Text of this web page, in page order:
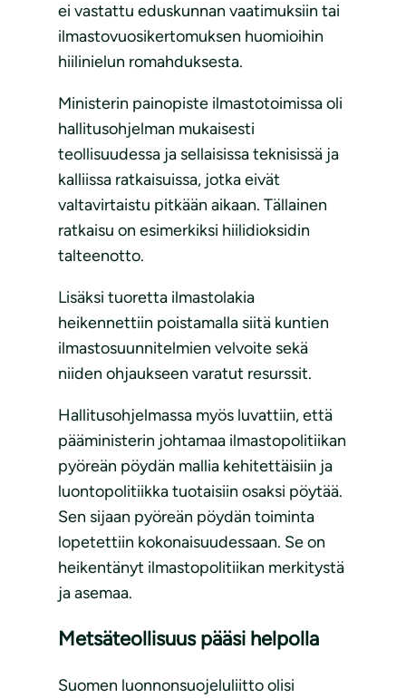
ei vastattu eduskunnan vaatimuksiin tai
ilmastovuosikertomuksen huomioihin
hiilinielun romahduksesta.
Ministerin painopiste ilmastotoimissa oli
hallitusohjelman mukaisesti
teollisuudessa ja sellaisissa teknisissä ja
kalliissa ratkaisuissa, jotka eivät
valtavirtaistu pitkään aikaan. Tällainen
ratkaisu on esimerkiksi hiilidioksidin
talteenotto.
Lisäksi tuoretta ilmastolakia
heikennettiin poistamalla siitä kuntien
ilmastosuunnitelmien velvoite sekä
niiden ohjaukseen varatut resurssit.
Hallitusohjelmassa myös luvattiin, että
pääministerin johtamaa ilmastopolitiikan
pyöreän pöydän mallia kehitettäisiin ja
luontopolitiikka tuotaisiin osaksi pöytää.
Sen sijaan pyöreän pöydän toiminta
lopetettiin kokonaisuudessaan. Se on
heikentänyt ilmastopolitiikan merkitystä
ja asemaa.
Metsäteollisuus pääsi helpolla
Suomen luonnonsuojeluliitto olisi